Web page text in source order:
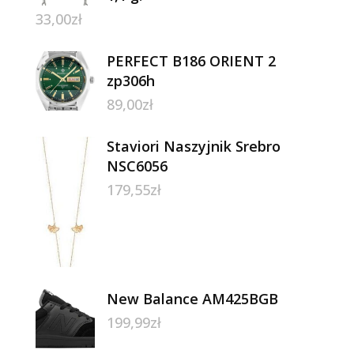
33,00zł
PERFECT B186 ORIENT 2
zp306h
89,00zł
Staviori Naszyjnik Srebro
NSC6056
179,55zł
New Balance AM425BGB
199,99zł